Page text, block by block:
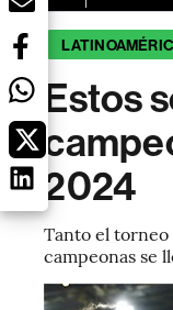
Estos
2024
Tanto el
campeonas se